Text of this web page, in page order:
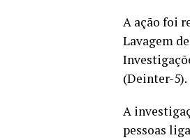
A ação foi
Lavagem
(Deinter-5).
A
pessoas